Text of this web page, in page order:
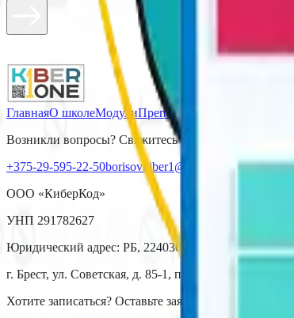
ГлавнаяО школеМодулиПреподаватели
Возникли вопросы? Свяжитесь с нами
+375-29-595-22-50borisovkiber1@mail.ru
ООО «КиберКод»
УНП 291782627
Юридический адрес: РБ, 224030,
г. Брест, ул. Советская, д. 85-1, пом. 1-60.
Хотите записаться? Оставьте заявку